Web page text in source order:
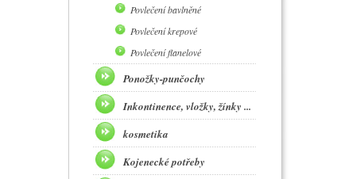
Povlečení bavlněné
Povlečení krepové
Povlečení flanelové
Ponožky-punčochy
Inkontinence, vložky, žínky ...
kosmetika
Kojenecké potřeby